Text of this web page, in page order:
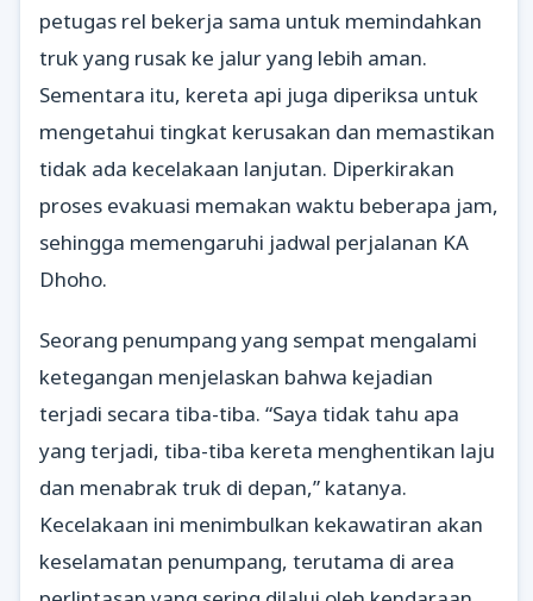
petugas rel bekerja sama untuk memindahkan
truk yang rusak ke jalur yang lebih aman.
Sementara itu, kereta api juga diperiksa untuk
mengetahui tingkat kerusakan dan memastikan
tidak ada kecelakaan lanjutan. Diperkirakan
proses evakuasi memakan waktu beberapa jam,
sehingga memengaruhi jadwal perjalanan KA
Dhoho.
Seorang penumpang yang sempat mengalami
ketegangan menjelaskan bahwa kejadian
terjadi secara tiba-tiba. “Saya tidak tahu apa
yang terjadi, tiba-tiba kereta menghentikan laju
dan menabrak truk di depan,” katanya.
Kecelakaan ini menimbulkan kekawatiran akan
keselamatan penumpang, terutama di area